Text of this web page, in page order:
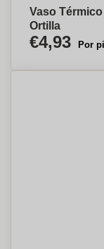
Vaso
Ortilla
€4,93 Por